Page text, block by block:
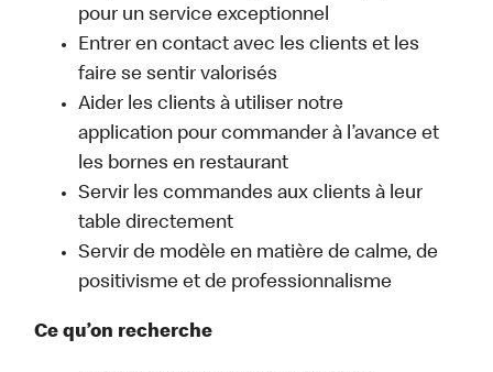
pour un service exceptionnel
Entrer en contact avec les clients et les
faire se sentir valorisés
Aider les clients à utiliser notre
application pour commander à l’avance et
les bornes en restaurant
Servir les commandes aux clients à leur
table directement
Servir de modèle en matière de calme, de
positivisme et de professionnalisme
Ce qu’on recherche